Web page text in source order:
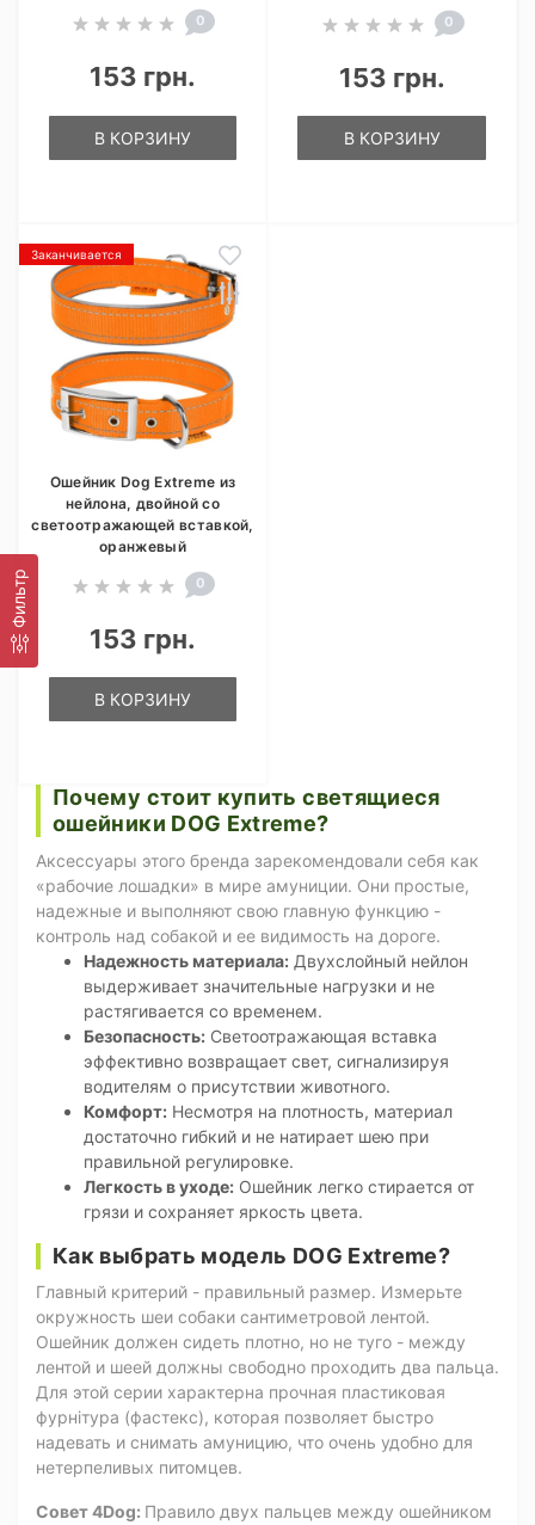
Фильтр
0
153 грн.
В КОРЗИНУ
0
153 грн.
В КОРЗИНУ
Заканчивается
Ошейник Dog Extreme из
нейлона, двойной со
светоотражающей вставкой,
оранжевый
0
153 грн.
В КОРЗИНУ
Почему стоит купить светящиеся
ошейники DOG Extreme?
Аксессуары этого бренда зарекомендовали себя как
«рабочие лошадки» в мире амуниции. Они простые,
надежные и выполняют свою главную функцию -
контроль над собакой и ее видимость на дороге.
Надежность материала: Двухслойный нейлон
выдерживает значительные нагрузки и не
растягивается со временем.
Безопасность: Светоотражающая вставка
эффективно возвращает свет, сигнализируя
водителям о присутствии животного.
Комфорт: Несмотря на плотность, материал
достаточно гибкий и не натирает шею при
правильной регулировке.
Легкость в уходе: Ошейник легко стирается от
грязи и сохраняет яркость цвета.
Как выбрать модель DOG Extreme?
Главный критерий - правильный размер. Измерьте
окружность шеи собаки сантиметровой лентой.
Ошейник должен сидеть плотно, но не туго - между
лентой и шеей должны свободно проходить два пальца.
Для этой серии характерна прочная пластиковая
фурнітура (фастекс), которая позволяет быстро
надевать и снимать амуницию, что очень удобно для
нетерпеливых питомцев.
Совет 4Dog: Правило двух пальцев между ошейником